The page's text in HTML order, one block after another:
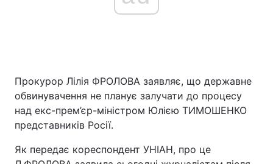
Прокурор Лілія ФРОЛОВА заявляє, що державне
обвинувачення не планує залучати до процесу
над екс-прем’єр-міністром Юлією ТИМОШЕНКО
представників Росії.
Як передає кореспондент УНІАН, про це